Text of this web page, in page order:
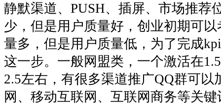
静默渠道、PUSH、插屏、市场推荐
少，但是用户质量好，创业初期可
量多，但是用户质量低，为了完成
这一步。一般网盟类，一个激活在
2.5左右，有很多渠道推广QQ群可以
网、移动互联网、互联网商务等关